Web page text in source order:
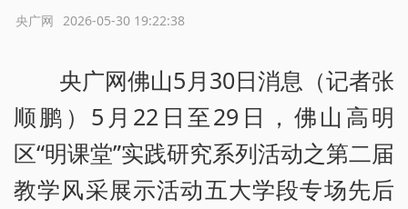
2026-05-30 19:22:38
央广网
央广网佛山5月30日消息（记者张
顺鹏）5月22日至29日，佛山高明
区“明课堂”实践研究系列活动之第二届
教学风采展示活动五大学段专场先后